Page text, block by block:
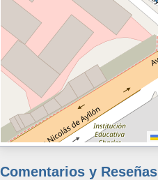
Comentarios y Reseñas